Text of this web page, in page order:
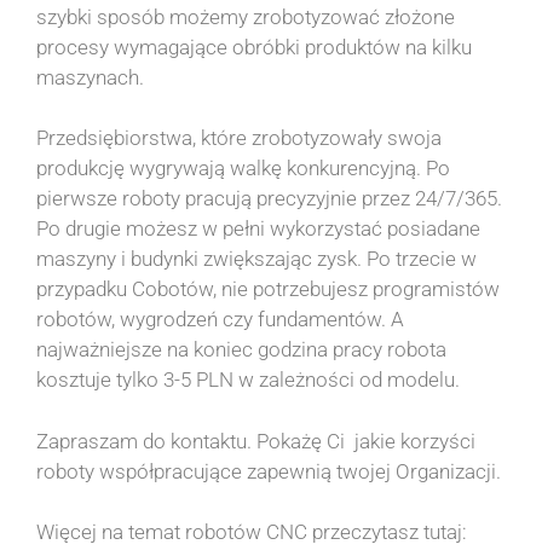
szybki sposób możemy zrobotyzować złożone
procesy wymagające obróbki produktów na kilku
maszynach.
Przedsiębiorstwa, które zrobotyzowały swoja
produkcję wygrywają walkę konkurencyjną. Po
pierwsze roboty pracują precyzyjnie przez 24/7/365.
Po drugie możesz w pełni wykorzystać posiadane
maszyny i budynki zwiększając zysk. Po trzecie w
przypadku Cobotów, nie potrzebujesz programistów
robotów, wygrodzeń czy fundamentów. A
najważniejsze na koniec godzina pracy robota
kosztuje tylko 3-5 PLN w zależności od modelu.
Zapraszam do kontaktu. Pokażę Ci jakie korzyści
roboty współpracujące zapewnią twojej Organizacji.
Więcej na temat robotów CNC przeczytasz tutaj: